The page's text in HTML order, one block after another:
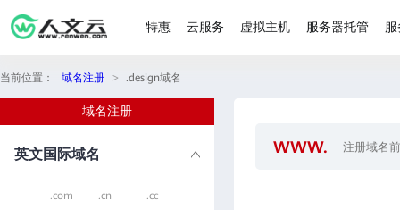
特惠 云服务 虚拟主机 服务器托管
当前位置： 域名注册 > .design域名
域名注册
英文国际域名
.com .cn .cc